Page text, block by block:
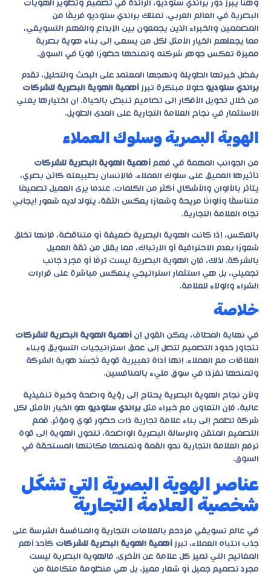
وهنا يبرز دور براندي ستوديو، الرائدة في تصميم وتطوير الهويات
البصرية في العالم العربي. تمتلك براندي ستوديو فريقًا من
المصممين والخبراء الذين يجمعون بين الإبداع والفهم التسويقي،
مما يجعلهم الخيار الأمثل لكل من يسعى إلى بناء هوية بصرية
مميزة تعكس جوهر شركته وتمنحها حضورًا قويًا في السوق.
بفضل خبرتها الطويلة ونهجها المعتمد على البحث والتحليل، تقدم
براندي ستوديو حلولًا مبتكرة تبرز أهمية الهوية البصرية للشركات
من خلال تحويل الأفكار إلى تصاميم تنبض بالحياة. إن اختيارها يعني
الاستثمار في نجاح العلامة التجارية على المدى الطويل.
الهوية البصرية وسلوك العملاء
من الجوانب المهمة في فهم أهمية الهوية البصرية للشركات
تأثيرها العميق على سلوك العملاء. فالإنسان بطبيعته كائن بصري،
يتأثر بالألوان والأشكال أكثر من الكلمات. عندما يرى العميل تصميمًا
متناسقًا وألوانًا مريحة وشعارًا يعكس الثقة، يتولد لديه شعور إيجابي
تجاه العلامة التجارية.
بالعكس، إذا كانت الهوية البصرية ضعيفة أو متناقضة، فإنها تخلق
شعورًا بعدم الاحترافية أو الارتباك، مما يقلل من ثقة العميل
بالشركة. لذلك، فإن الهوية البصرية ليست ترفًا أو مجرد جانب
تجميلي، بل هي استثمار استراتيجي ينعكس مباشرة على قرارات
الشراء والولاء للعلامة.
خلاصة
في نهاية المطاف، يمكن القول إن أهمية الهوية البصرية للشركات
تتجاوز حدود التصميم لتصل إلى عمق استراتيجيات التسويق وبناء
العلاقات مع العملاء. إنها أداة تعبيرية قوية تُجسّد هوية الشركة
وتمنحها تفرّدًا في سوق مليء بالمنافسين.
ولأن نجاح الهوية البصرية يحتاج إلى رؤية واضحة وخبرة تنفيذية
عالية، فإن التعاون مع خبراء مثل براندي ستوديو هو الخيار الأمثل لكل
شركة تطمح إلى بناء علامة تجارية ذات حضور قوي ومؤثر. فمع
التصميم المتقن والرسالة البصرية الواضحة، تتحول الهوية إلى قوة
ترفع العلامة التجارية نحو القمة وتمنحها مكانتها المستحقة في
السوق.
عناصر الهوية البصرية التي تشكّل
شخصية العلامة التجارية
في عالم تسويقي مزدحم بالعلامات التجارية والمنافسة الشرسة على
جذب انتباه العملاء، تبرز أهمية الهوية البصرية للشركات كأحد أهم
المفاتيح التي تميز كل علامة عن الأخرى. فالهوية البصرية ليست
مجرد تصميم جميل أو شعار مميز، بل هي منظومة متكاملة من